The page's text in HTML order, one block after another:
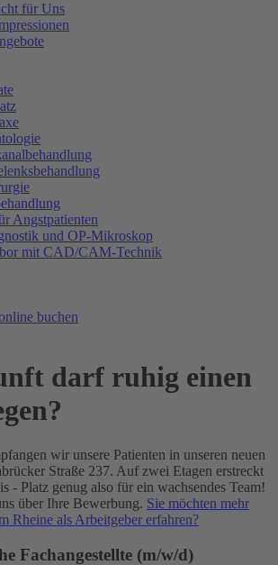
für Uns
Angstpatienten
und OP-Mikroskop
mit CAD/CAM-Technik
buchen
darf ruhig einen
wir unsere Patienten in unseren neuen
Straße 237. Auf zwei Etagen erstreckt
- Platz genug also für ein wachsendes Team!
über Ihre Bewerbung. Sie möchten mehr
Rheine als Arbeitgeber erfahren?
Fachangestellte (m/w/d)